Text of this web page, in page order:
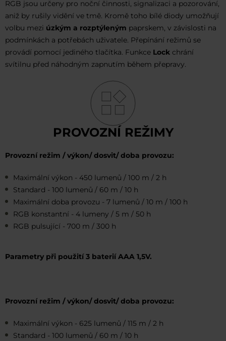
RGB jsou určeny pro noční činnosti, signalizaci a pozorování,
aniž by rušily vidění ve tmě. Kromě toho bílé diody umožňují
volbu mezi úzkým a rozptýleným paprskem, v závislosti na
podmínkách a potřebách uživatele. Přepínání režimů se
provádí pomocí jediného tlačítka. Funkce Lock chrání
svítilnu před náhodným zapnutím během přepravy.
PROVOZNÍ REŽIMY
Provozní režim / výkon/ dosvit/ doba provozu:
Maximální výkon - 450 lumenů / 100 m / 2 h
Standard - 100 lumenů / 60 m / 10 h
Maximální doba provozu - 7 lumenů / 10 m / 100 h
RGB konstantní - 4 lumeny / 5 m / 50 h
RGB pulsující - 700 m / 300 h
Parametry při použití 3 baterií AAA 1,5V.
Provozní režim / výkon/ dosvit/ doba provozu:
Maximální výkon - 625 lumenů / 115 m / 2 h
Standard - 100 lumenů / 60 m / 10 h